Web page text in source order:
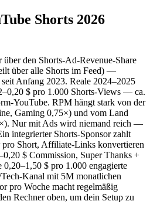
Shorts 2026
den Shorts-Ad-Revenue-Share
über alle Shorts im Feed) —
Anfang 2023. Reale 2024–2025
$ pro 1.000 Shorts-Views — ca.
YouTube. RPM hängt stark von der
Gaming 0,75×) und vom Land
Nur mit Ads wird niemand reich —
integrierter Shorts-Sponsor zahlt
Short, Affiliate-Links konvertieren
$ Commission, Super Thanks +
$ pro 1.000 engagierte
Kanal mit 5M monatlichen
pro Woche macht regelmäßig
Rechner oben, um dein Setup zu